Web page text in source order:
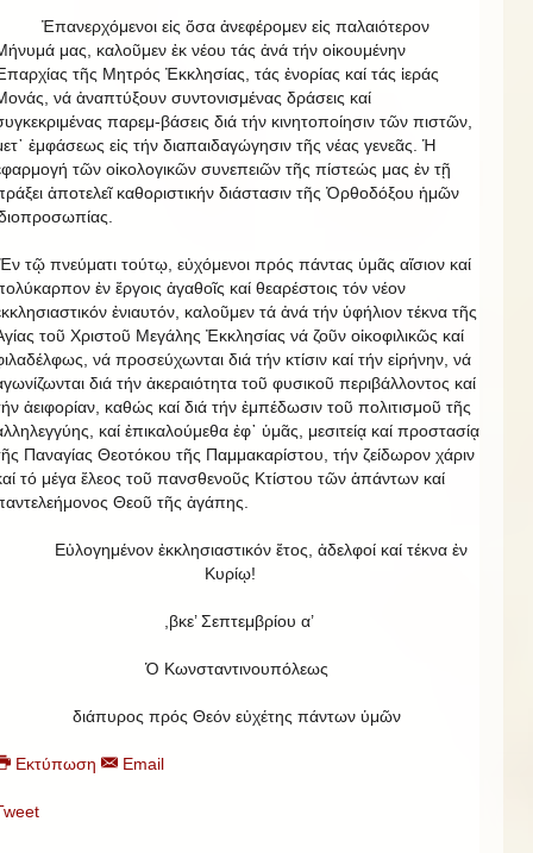
εἰς ὅσα ἀνεφέρομεν εἰς παλαιότερον
μας, καλοῦμεν ἐκ νέου τάς ἀνά τήν οἰκουμένην
τῆς Μητρός Ἐκκλησίας, τάς ἐνορίας καί τάς ἱεράς
νά ἀναπτύξουν συντονισμένας δράσεις καί
παρεμ-βάσεις διά τήν κινητοποίησιν τῶν πιστῶν,
ἐμφάσεως εἰς τήν διαπαιδαγώγησιν τῆς νέας γενεᾶς. Ἡ
τῶν οἰκολογικῶν συνεπειῶν τῆς πίστεώς μας ἐν τῇ
ἀποτελεῖ καθοριστικήν διάστασιν τῆς Ὀρθοδόξου ἡμῶν
τῷ πνεύματι τούτῳ, εὐχόμενοι πρός πάντας ὑμᾶς αἴσιον καί
ἐν ἔργοις ἀγαθοῖς καί θεαρέστοις τόν νέον
ἐνιαυτόν, καλοῦμεν τά ἀνά τήν ὑφήλιον τέκνα τῆς
τοῦ Χριστοῦ Μεγάλης Ἐκκλησίας νά ζοῦν οἰκοφιλικῶς καί
νά προσεύχωνται διά τήν κτίσιν καί τήν εἰρήνην, νά
διά τήν ἀκεραιότητα τοῦ φυσικοῦ περιβάλλοντος καί
ἀειφορίαν, καθώς καί διά τήν ἐμπέδωσιν τοῦ πολιτισμοῦ τῆς
καί ἐπικαλούμεθα ἐφ᾿ ὑμᾶς, μεσιτείᾳ καί προστασίᾳ
Παναγίας Θεοτόκου τῆς Παμμακαρίστου, τήν ζείδωρον χάριν
τό μέγα ἔλεος τοῦ πανσθενοῦς Κτίστου τῶν ἁπάντων καί
Θεοῦ τῆς ἀγάπης.
Εὐλογημένον ἐκκλησιαστικόν ἔτος, ἀδελφοί καί τέκνα ἐν
Κυρίῳ!
,βκε’ Σεπτεμβρίου α’
Ὁ Κωνσταντινουπόλεως
διάπυρος πρός Θεόν εὐχέτης πάντων ὑμῶν
Εκτύπωση Email